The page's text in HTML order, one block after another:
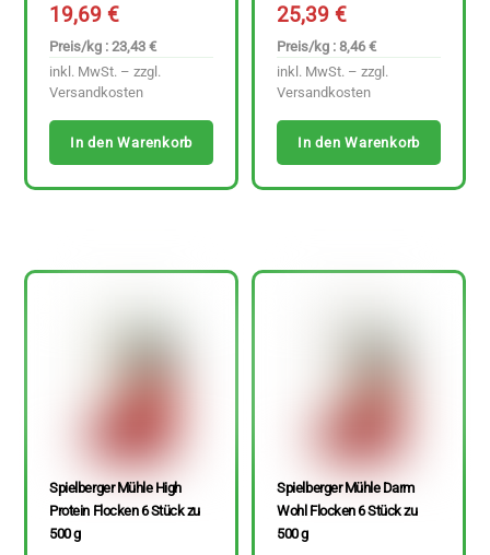
19,69€
Preis/kg : 23,43 €
inkl. MwSt. – zzgl.
Versandkosten
In den Warenkorb
25,39€
Preis/kg : 8,46 €
inkl. MwSt. – zzgl.
Versandkosten
In den Warenkorb
Spielberger Mühle High
Protein Flocken 6 Stück zu
500 g
Spielberger Mühle Darm
Wohl Flocken 6 Stück zu
500 g